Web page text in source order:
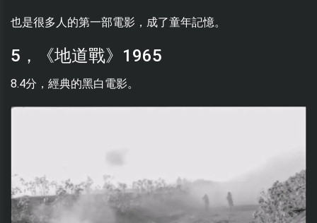
也是很多人的第一部電影，成了童年記憶。
5，《地道戰》1965
8.4分，經典的黑白電影。